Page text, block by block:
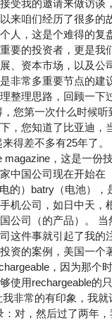
受我的邀请来做访谈
来咱们经历了很多的
人，这是个难得的复
要的投资者，更是我
、资本市场，以及公
非常多重要节点的建
整理思路，回顾一下
您第一次什么时候听
，您知道了比亚迪，
得差不多有25年了。
magazine，这是一份
中国公司现在开始在
的）batry（电池），
机公司，如日中天，
公司（的产品）。 当
这件事就引起了我的
资的案例，美国一个
，因为那个
使用rechargeable的
非常的有印象，我
：对，然后过了两年